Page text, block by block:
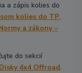
a zápis kolies do
kolies do TP,
a zákony –
do sekcií
Disky 4x4 Offroad.